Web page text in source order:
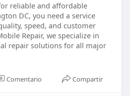
reliable and affordable
DC, you need a service
speed, and customer
Repair, we specialize in
repair solutions for all major
Comentario Compartir